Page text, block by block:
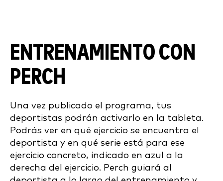
ENTRENAMIENTO CON
PERCH
Una vez publicado el programa, tus
deportistas podrán activarlo en la tableta.
Podrás ver en qué ejercicio se encuentra el
deportista y en qué serie está para ese
ejercicio concreto, indicado en azul a la
derecha del ejercicio. Perch guiará al